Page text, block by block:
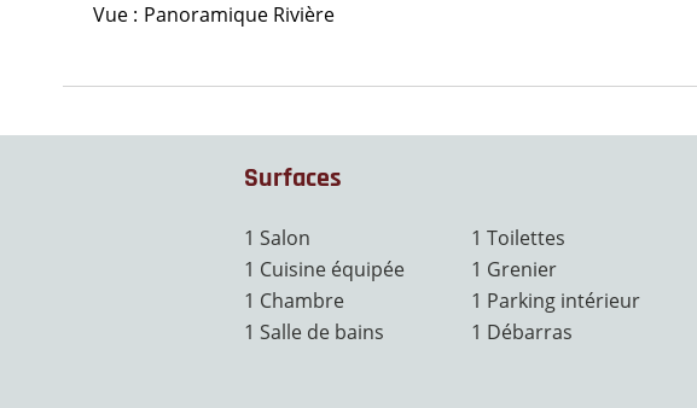
Vue
Panoramique Rivière
Surfaces
1 Salon
1 Cuisine équipée
1 Chambre
1 Salle de bains
1 Toilettes
1 Grenier
1 Parking intérieur
1 Débarras